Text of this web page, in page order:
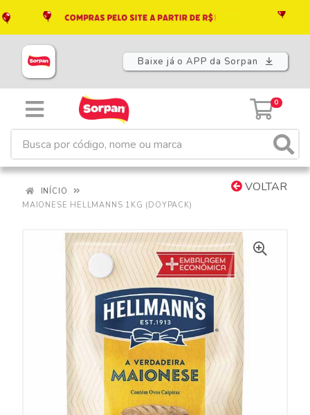
Baixe já o APP da Sorpan
0
VOLTAR
INÍCIO
MAIONESE HELLMANNS 1KG (DOYPACK)